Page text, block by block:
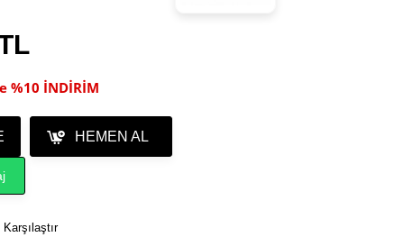
%10 İNDİRİM
HEMEN AL
Karşılaştır